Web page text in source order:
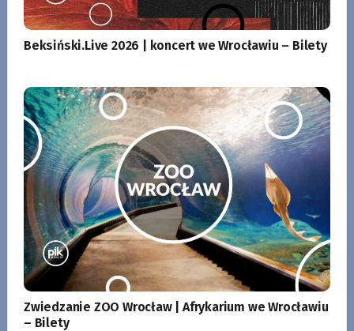
Beksiński.Live 2026 | koncert we Wrocławiu – Bilety
Zwiedzanie ZOO Wrocław | Afrykarium we Wrocławiu
– Bilety